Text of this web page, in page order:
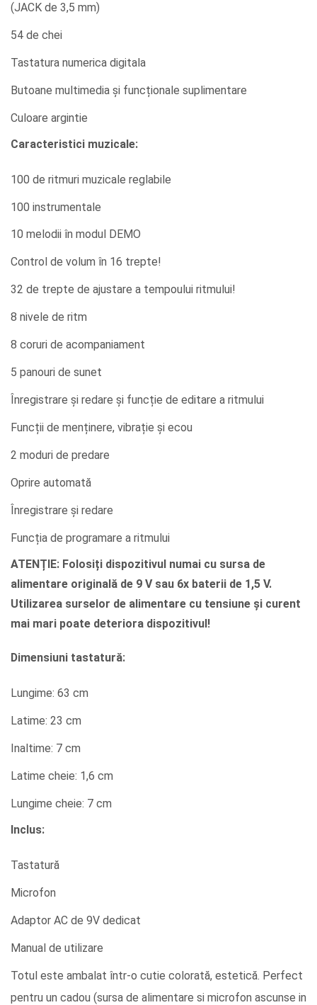
(JACK de 3,5 mm)
54 de chei
Tastatura numerica digitala
Butoane multimedia și funcționale suplimentare
Culoare argintie
Caracteristici muzicale:
100 de ritmuri muzicale reglabile
100 instrumentale
10 melodii în modul DEMO
Control de volum în 16 trepte!
32 de trepte de ajustare a tempoului ritmului!
8 nivele de ritm
8 coruri de acompaniament
5 panouri de sunet
Înregistrare și redare și funcție de editare a ritmului
Funcții de menținere, vibrație și ecou
2 moduri de predare
Oprire automată
Înregistrare și redare
Funcția de programare a ritmului
ATENȚIE: Folosiți dispozitivul numai cu sursa de
alimentare originală de 9 V sau 6x baterii de 1,5 V.
Utilizarea surselor de alimentare cu tensiune și curent
mai mari poate deteriora dispozitivul!
Dimensiuni tastatură:
Lungime: 63 cm
Latime: 23 cm
Inaltime: 7 cm
Latime cheie: 1,6 cm
Lungime cheie: 7 cm
Inclus:
Tastatură
Microfon
Adaptor AC de 9V dedicat
Manual de utilizare
Totul este ambalat într-o cutie colorată, estetică. Perfect
pentru un cadou (sursa de alimentare si microfon ascunse in